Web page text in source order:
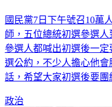
國民黨7日下午號召10萬
師，五位總統初選參選
參選人都喊出初選後一
選公約，不少人擔心他
話，希望大家初選後要團
政治